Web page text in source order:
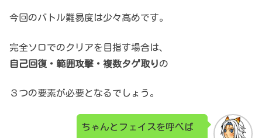
今回のバトル難易度は少々高めです。
完全ソロでのクリアを目指す場合は、
自己回復・範囲攻撃・複数タゲ取りの
３つの要素が必要となるでしょう。
ちゃんとフェイスを呼べば